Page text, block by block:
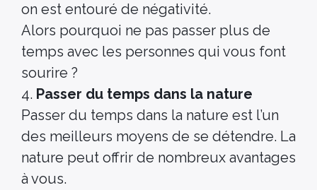
on est entouré de négativité.
Alors pourquoi ne pas passer plus de
temps avec les personnes qui vous font
sourire ?
4. Passer du temps dans la nature
Passer du temps dans la nature est l’un
des meilleurs moyens de se détendre. La
nature peut offrir de nombreux avantages
à vous.